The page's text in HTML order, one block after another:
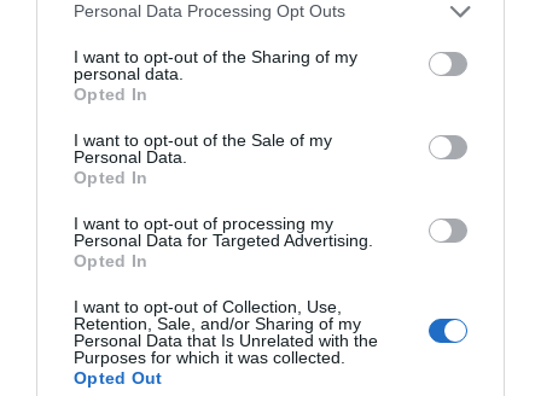
Please note that this website/app uses one or more Google
not limited to your visit or usage behaviour. You may click to
grant or deny consent to Google and its third-party tags to
use your data for below specified purposes in below Google
consent section.
Personal Data Processing Opt Outs
I want to opt-out of the Sharing of my
personal data.
Opted In
I want to opt-out of the Sale of my
Personal Data.
Opted In
I want to opt-out of processing my
Personal Data for Targeted Advertising.
Opted In
I want to opt-out of Collection, Use,
Retention, Sale, and/or Sharing of my
Personal Data that Is Unrelated with the
Purposes for which it was collected.
Opted Out
LAVIANA ACOGERÁ EL CAMPEONATO DE ESPAÑA
DE ENDURO 2027
Ya es oficial. La Comisión Delegada de la Real Federación
Española de Ciclismo (RFEC) ha aprobado la sede y la fecha...
Leer Más